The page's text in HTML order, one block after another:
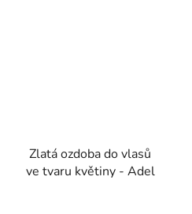
Zlatá ozdoba do vlasů
ve tvaru květiny - Adel